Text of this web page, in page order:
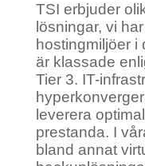
TSI erbjuder
lösningar, vi
hostingmiljöer i
är klassade
Tier 3. IT-
leverera
prestanda. I
bland annat